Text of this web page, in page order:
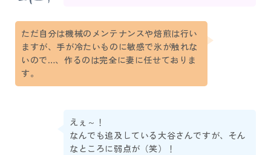
ただ自分は機械のメンテナンスや焙煎は行い
ますが、手が冷たいものに敏感で氷が触れな
いので…、作るのは完全に妻に任せておりま
す。
えぇ～！
なんでも追及している大谷さんですが、そん
なところに弱点が（笑）！